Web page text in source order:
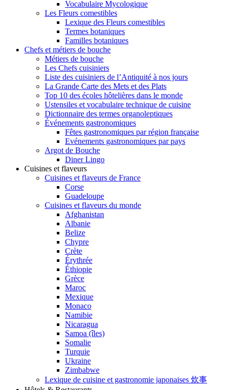
Vocabulaire Mycologique
Les Fleurs comestibles
Lexique des Fleurs comestibles
Termes botaniques
Familles botaniques
Chefs et métiers de bouche
Métiers de bouche
Les Chefs cuisiniers
Liste des cuisiniers de l’Antiquité à nos jours
La Grande Carte des Mets et des Plats
Top 10 des écoles hôtelières dans le monde
Ustensiles et vocabulaire technique de cuisine
Dictionnaire des termes organoleptiques
Événements gastronomiques
Fêtes gastronomiques par région française
Evénements gastronomiques par pays
Argot de Bouche
Diner Lingo
Cuisines et flaveurs
Cuisines et flaveurs de France
Corse
Guadeloupe
Cuisines et flaveurs du monde
Afghanistan
Albanie
Belize
Chypre
Crète
Érythrée
Éthiopie
Grèce
Maroc
Mexique
Monaco
Namibie
Nicaragua
Samoa (îles)
Somalie
Turquie
Ukraine
Zimbabwe
Lexique de cuisine et gastronomie japonaises 炊事